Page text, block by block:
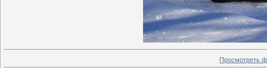
Просмотреть